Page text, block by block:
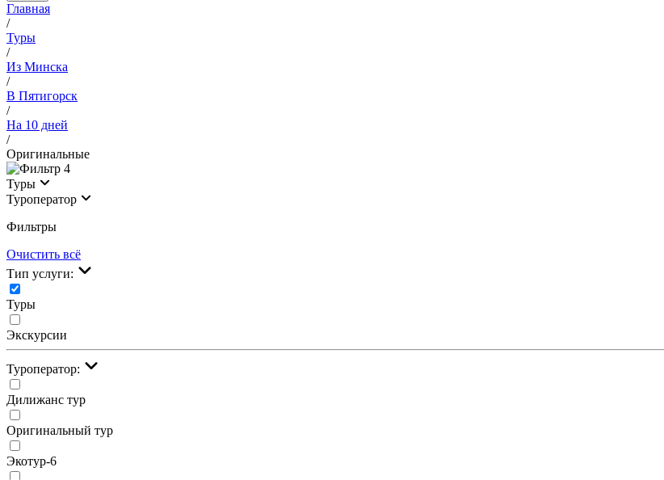
Главная
/
Туры
/
Из Минска
/
В Пятигорск
/
На 10 дней
/
Оригинальные
4
Туры
Туроператор
Фильтры
Очистить всё
Тип услуги:
Туры
Экскурсии
Туроператор:
Дилижанс тур
Оригинальный тур
Экотур-6